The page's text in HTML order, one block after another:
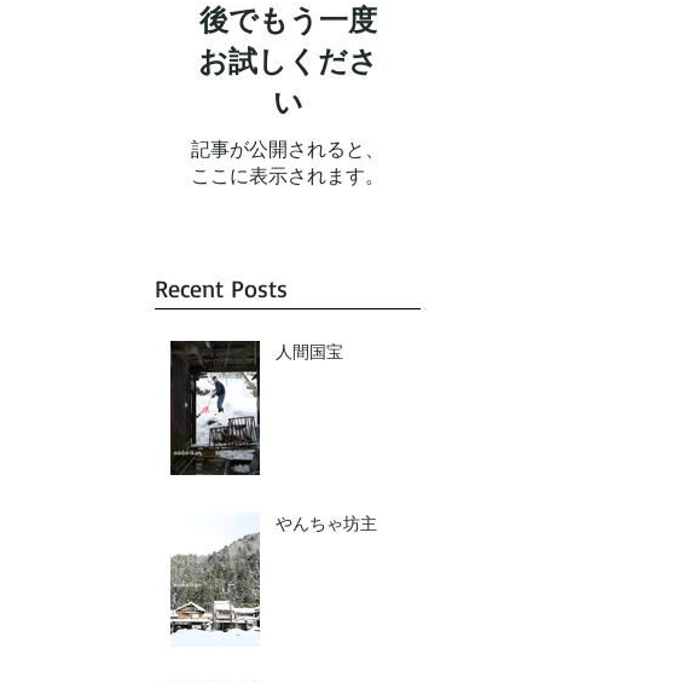
後でもう一度
お試しくださ
い
記事が公開されると、
ここに表示されます。
Recent Posts
人間国宝
やんちゃ坊主